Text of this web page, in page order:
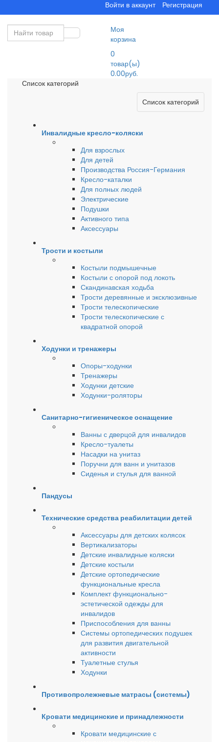
Войти в аккаунт Регистрация
Моя
корзина
0
товар(ы)
0.00руб.
Список категорий
Список категорий
Инвалидные кресло-коляски
Для взрослых
Для детей
Производства Россия-Германия
Кресло-каталки
Для полных людей
Электрические
Подушки
Активного типа
Аксессуары
Трости и костыли
Костыли подмышечные
Костыли с опорой под локоть
Скандинавская ходьба
Трости деревянные и эксклюзивные
Трости телескопические
Трости телескопические с
квадратной опорой
Ходунки и тренажеры
Опоры-ходунки
Тренажеры
Ходунки детские
Ходунки-роляторы
Санитарно-гигиеническое оснащение
Ванны с дверцой для инвалидов
Кресло-туалеты
Насадки на унитаз
Поручни для ванн и унитазов
Сиденья и стулья для ванной
Пандусы
Технические средства реабилитации детей
Аксессуары для детских колясок
Вертикализаторы
Детские инвалидные коляски
Детские костыли
Детские ортопедические
функциональные кресла
Комплект функционально-
эстетической одежды для
инвалидов
Приспособления для ванны
Системы ортопедических подушек
для развития двигательной
активности
Туалетные стулья
Ходунки
Противопролежневые матрасы (системы)
Кровати медицинские и принадлежности
Кровати медицинские с